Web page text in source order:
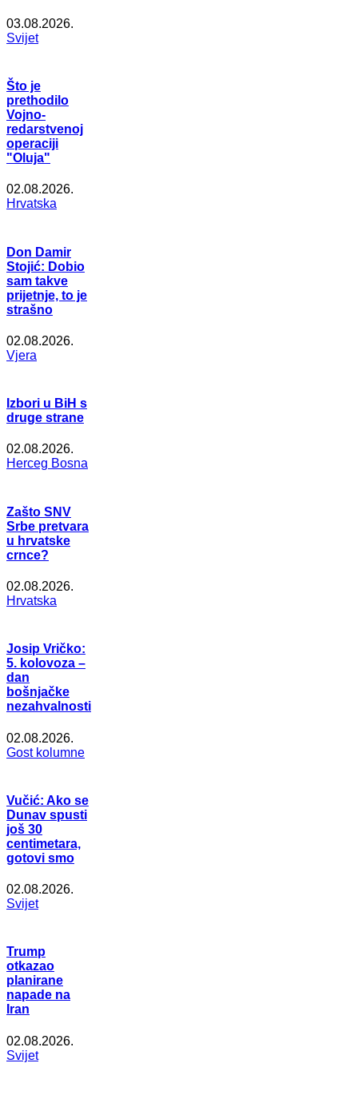
03.08.2026.
Svijet
Što je
prethodilo
Vojno-
redarstvenoj
operaciji
"Oluja"
02.08.2026.
Hrvatska
Don Damir
Stojić: Dobio
sam takve
prijetnje, to je
strašno
02.08.2026.
Vjera
Izbori u BiH s
druge strane
02.08.2026.
Herceg Bosna
Zašto SNV
Srbe pretvara
u hrvatske
crnce?
02.08.2026.
Hrvatska
Josip Vričko:
5. kolovoza –
dan
bošnjačke
nezahvalnosti
02.08.2026.
Gost kolumne
Vučić: Ako se
Dunav spusti
još 30
centimetara,
gotovi smo
02.08.2026.
Svijet
Trump
otkazao
planirane
napade na
Iran
02.08.2026.
Svijet